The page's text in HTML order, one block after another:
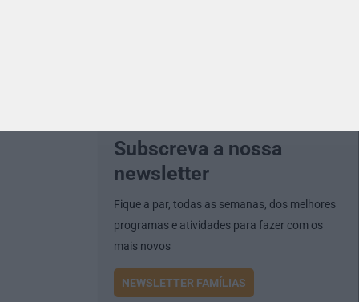
Subscreva a nossa
newsletter
Fique a par, todas as semanas, dos melhores
programas e atividades para fazer com os
mais novos
NEWSLETTER FAMÍLIAS